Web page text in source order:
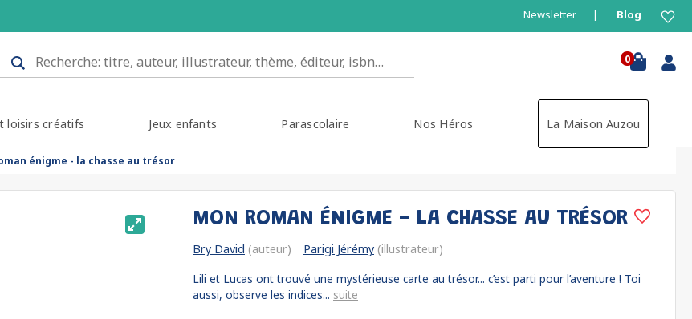
Newsletter Blog
0
loisirs créatifs Jeux enfants Parascolaire Nos Héros La Maison Auzou
énigme - la chasse au trésor
MON ROMAN ÉNIGME - LA CHASSE AU TRÉSOR
Bry David (auteur) Parigi Jérémy (illustrateur)
Lili et Lucas ont trouvé une mystérieuse carte au trésor... c’est parti pour l’aventure ! Toi
aussi, observe les indices... suite